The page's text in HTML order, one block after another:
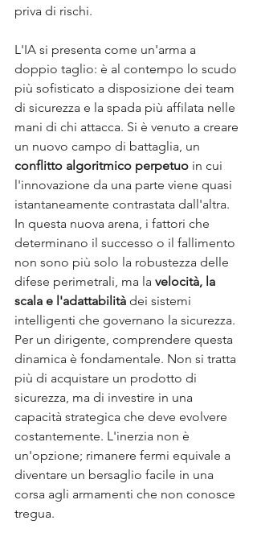
priva di rischi.
L'IA si presenta come un'arma a
doppio taglio: è al contempo lo scudo
più sofisticato a disposizione dei team
di sicurezza e la spada più affilata nelle
mani di chi attacca. Si è venuto a creare
un nuovo campo di battaglia, un
conflitto algoritmico perpetuo in cui
l'innovazione da una parte viene quasi
istantaneamente contrastata dall'altra.
In questa nuova arena, i fattori che
determinano il successo o il fallimento
non sono più solo la robustezza delle
difese perimetrali, ma la velocità, la
scala e l'adattabilità dei sistemi
intelligenti che governano la sicurezza.
Per un dirigente, comprendere questa
dinamica è fondamentale. Non si tratta
più di acquistare un prodotto di
sicurezza, ma di investire in una
capacità strategica che deve evolvere
costantemente. L'inerzia non è
un'opzione; rimanere fermi equivale a
diventare un bersaglio facile in una
corsa agli armamenti che non conosce
tregua.